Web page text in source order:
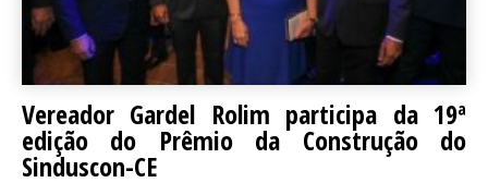
Vereador Gardel Rolim participa da 19ª
edição do Prêmio da Construção do
Sinduscon-CE